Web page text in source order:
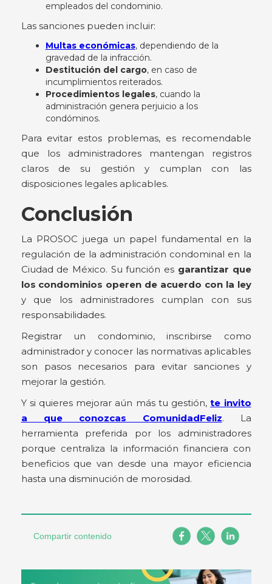
empleados del condominio.
Las sanciones pueden incluir:
Multas económicas, dependiendo de la
gravedad de la infracción.
Destitución del cargo, en caso de
incumplimientos reiterados.
Procedimientos legales, cuando la
administración genera perjuicio a los
condóminos.
Para evitar estos problemas, es recomendable
que los administradores mantengan registros
claros de su gestión y cumplan con las
disposiciones legales aplicables.
Conclusión
La PROSOC juega un papel fundamental en la
regulación de la administración condominal en la
Ciudad de México. Su función es garantizar que
los condominios operen de acuerdo con la ley
y que los administradores cumplan con sus
responsabilidades.
Registrar un condominio, inscribirse como
administrador y conocer las normativas aplicables
son pasos necesarios para evitar sanciones y
mejorar la gestión.
Y si quieres mejorar aún más tu gestión,te invito
a que conozcas ComunidadFeliz. La
herramienta preferida por los administradores
porque centraliza la información financiera con
beneficios que van desde una mayor eficiencia
hasta una disminución de morosidad.
Compartir contenido